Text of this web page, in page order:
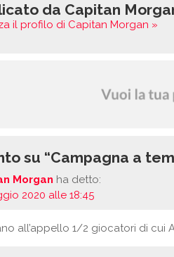
da Capitan
il profilo di Capitan Morgan »
su “Campagna a
Morgan ha detto:
2020 alle 18:45
all’appello 1/2 giocatori di cui